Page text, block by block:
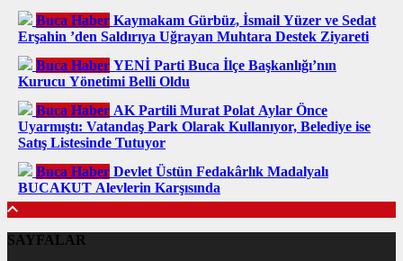
Buca Haber Kaymakam Gürbüz, İsmail Yüzer ve Sedat
Erşahin ’den Saldırıya Uğrayan Muhtara Destek Ziyareti
Buca Haber YENİ Parti Buca İlçe Başkanlığı’nın
Kurucu Yönetimi Belli Oldu
Buca Haber AK Partili Murat Polat Aylar Önce
Uyarmıştı: Vatandaş Park Olarak Kullanıyor, Belediye ise
Satış Listesinde Tutuyor
Buca Haber Devlet Üstün Fedakârlık Madalyalı
BUCAKUT Alevlerin Karşısında
SAYFALAR